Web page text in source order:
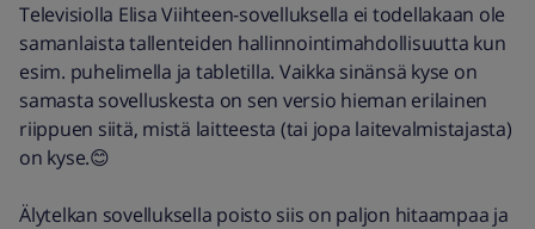
Televisiolla Elisa Viihteen-sovelluksella ei todellakaan ole
samanlaista tallenteiden hallinnointimahdollisuutta kun
esim. puhelimella ja tabletilla. Vaikka sinänsä kyse on
samasta sovelluskesta on sen versio hieman erilainen
riippuen siitä, mistä laitteesta (tai jopa laitevalmistajasta)
on kyse.😊
Älytelkan sovelluksella poisto siis on paljon hitaampaa ja